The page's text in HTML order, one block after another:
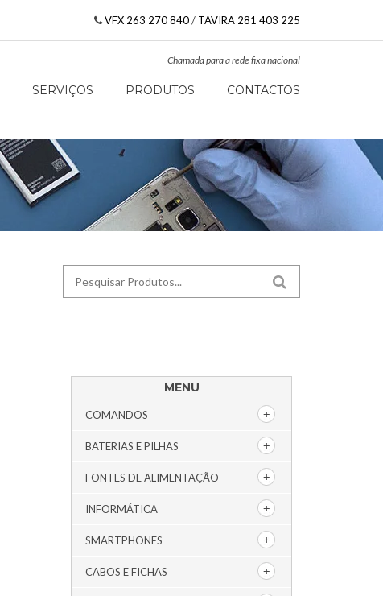
VFX 263 270 840/ TAVIRA 281 403 225
Chamada para a rede fixa nacional
SERVIÇOS PRODUTOS CONTACTOS
Search for:
MENU
COMANDOS
BATERIAS E PILHAS
FONTES DE ALIMENTAÇÃO
INFORMÁTICA
SMARTPHONES
CABOS E FICHAS